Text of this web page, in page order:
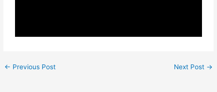
← Previous Post Next Post →